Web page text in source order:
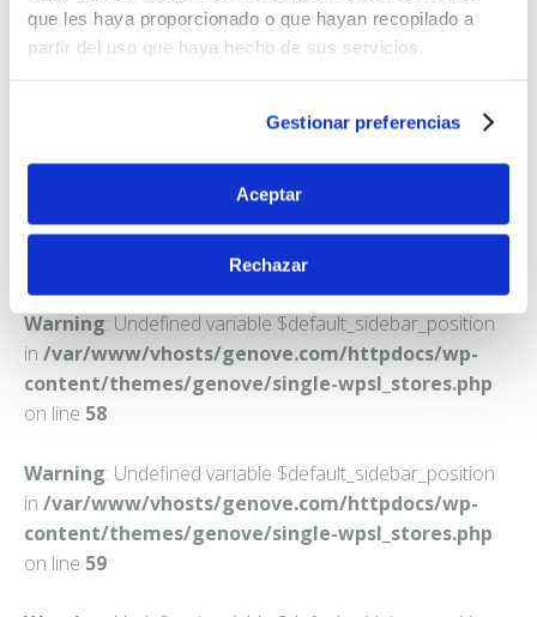
que les haya proporcionado o que hayan recopilado a
partir del uso que haya hecho de sus servicios.
Gestionar preferencias
Aceptar
Rechazar
FARMACIA GOMEZ RIVAS, MARIO
PZA. RAMON Y CAJAL, 3
Warning: Undefined variable $default_sidebar_position
in /var/www/vhosts/genove.com/httpdocs/wp-
content/themes/genove/single-wpsl_stores.php
on line 58
Warning: Undefined variable $default_sidebar_position
in /var/www/vhosts/genove.com/httpdocs/wp-
content/themes/genove/single-wpsl_stores.php
on line 59